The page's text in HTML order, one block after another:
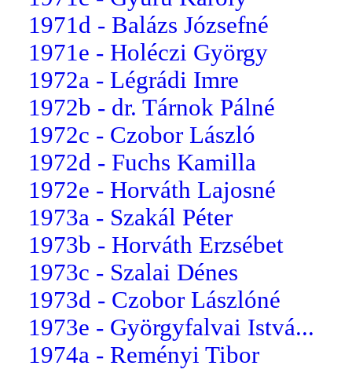
1971d - Balázs Józsefné
1971e - Holéczi György
1972a - Légrádi Imre
1972b - dr. Tárnok Pálné
1972c - Czobor László
1972d - Fuchs Kamilla
1972e - Horváth Lajosné
1973a - Szakál Péter
1973b - Horváth Erzsébet
1973c - Szalai Dénes
1973d - Czobor Lászlóné
1973e - Györgyfalvai Istvá...
1974a - Reményi Tibor